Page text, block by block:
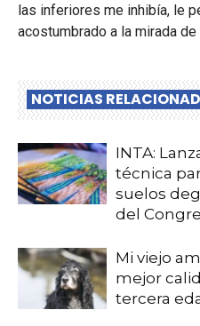
las inferiores me inhibía, le
acostumbrado a la mirada de
NOTICIAS
INTA:
técnica
suelos
del
Mi viejo
mejor
tercera